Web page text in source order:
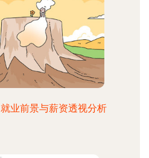
业前景与薪资透视分析